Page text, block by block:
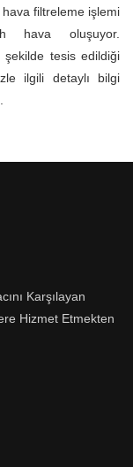
filtreleme işlemi
hava oluşuyor.
şekilde tesis edildiği
ilgili detaylı bilgi
Karşılayan
Hizmet Etmekten